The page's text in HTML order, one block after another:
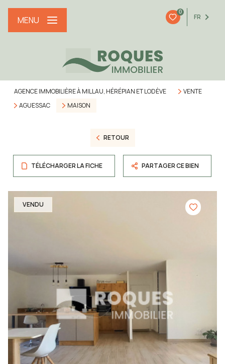
0
FR
MENU
AGENCE IMMOBILIÈRE À MILLAU, HÉRÉPIAN ET LODÈVE
VENTE
AGUESSAC
MAISON
RETOUR
TÉLÉCHARGER LA FICHE PARTAGER CE BIEN
VENDU